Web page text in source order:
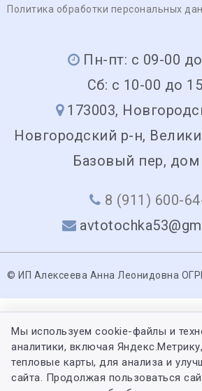
Политика обработки персональных
Пн-пт: с 09-00
Сб: с 10-00 до
173003,
Новгородский р-н,
Базовый пер,
8 (911) 600-
© ИП Алексеева Анна Леонидовна
Мы используем cookie-файлы и
аналитики, включая
тепловые карты, для анализа и
сайта. Продолжая пользоваться